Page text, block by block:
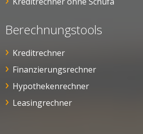
Berechnungstools
Kreditrechner
Finanzierungsrechner
Hypothekenrechner
Leasingrechner